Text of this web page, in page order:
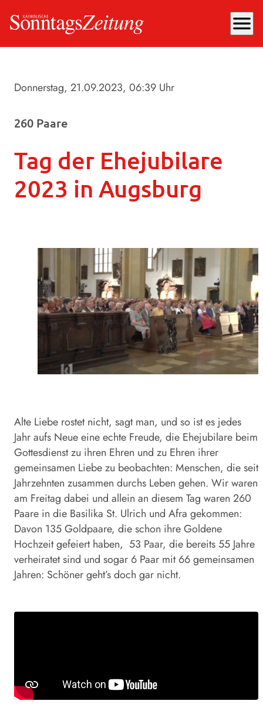
menu
Donnerstag, 21.09.2023, 06:39 Uhr
260 Paare
Tag der Ehejubilare
2023 in Augsburg
Alte Liebe rostet nicht, sagt man, und so ist es jedes
Jahr aufs Neue eine echte Freude, die Ehejubilare beim
Gottesdienst zu ihren Ehren und zu Ehren ihrer
gemeinsamen Liebe zu beobachten: Menschen, die seit
Jahrzehnten zusammen durchs Leben gehen. Wir waren
am Freitag dabei und allein an diesem Tag waren 260
Paare in die Basilika St. Ulrich und Afra gekommen:
Davon 135 Goldpaare, die schon ihre Goldene
Hochzeit gefeiert haben, 53 Paar, die bereits 55 Jahre
verheiratet sind und sogar 6 Paar mit 66 gemeinsamen
Jahren: Schöner geht’s doch gar nicht.